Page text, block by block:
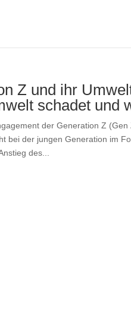
Z und ihr
schadet und
der Generation Z
bei der jungen Generation im
des...